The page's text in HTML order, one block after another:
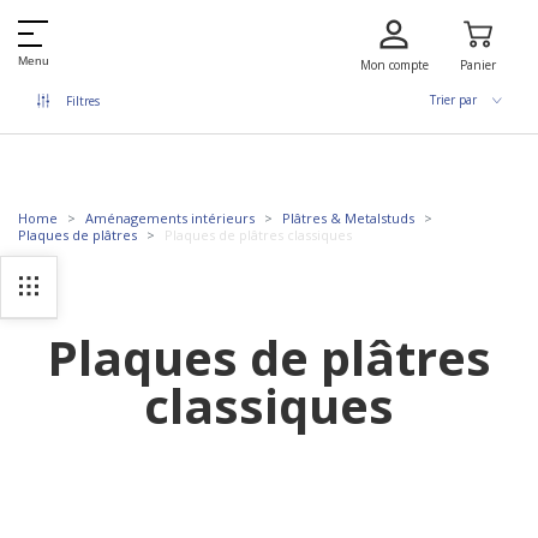
Menu Mon compte Panier
Filtres Trier par
Home Aménagements intérieurs
Plâtres & Metalstuds
Plaques de plâtres
Plaques de plâtres classiques
Plaques de plâtres
classiques